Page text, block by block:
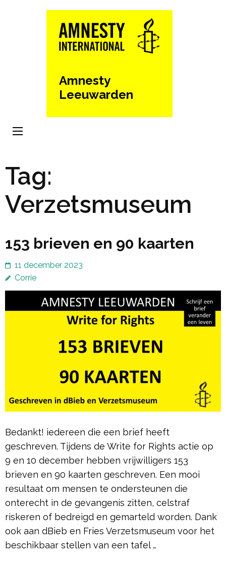
Amnesty
Leeuwarden
Tag:
Verzetsmuseum
153 brieven en 90 kaarten
11 december 2023
Corrie
Bedankt! iedereen die een brief heeft
geschreven. Tijdens de Write for Rights actie op
9 en 10 december hebben vrijwilligers 153
brieven en 90 kaarten geschreven. Een mooi
resultaat om mensen te ondersteunen die
onterecht in de gevangenis zitten, celstraf
riskeren of bedreigd en gemarteld worden. Dank
ook aan dBieb en Fries Verzetsmuseum voor het
beschikbaar stellen van een tafel …